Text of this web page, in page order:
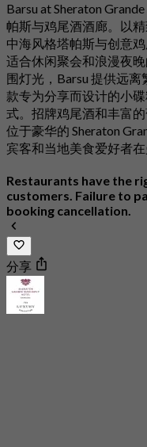
Barsu at Sheraton
帕斯与鸡尾酒酒廊。以
中海风格塔帕斯与创意
适合休闲聚会和浪漫夜
围灯光，Barsu 提供远
款专为分享而设计的小
式。招牌鸡尾酒和丰富
位于豪华的 Sheraton
宾客和当地美食爱好者
Restaurants have the
customers. Failure to
booking cancellation.
分享